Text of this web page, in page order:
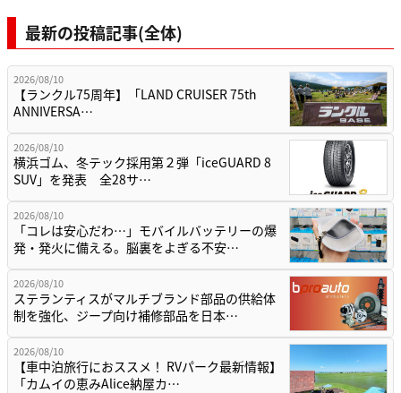
最新の投稿記事(全体)
2026/08/10
【ランクル75周年】「LAND CRUISER 75th
ANNIVERSA…
2026/08/10
横浜ゴム、冬テック採用第２弾「iceGUARD 8
SUV」を発表 全28サ…
2026/08/10
「コレは安心だわ…」モバイルバッテリーの爆
発・発火に備える。脳裏をよぎる不安…
2026/08/10
ステランティスがマルチブランド部品の供給体
制を強化、ジープ向け補修部品を日本…
2026/08/10
【車中泊旅行におススメ！ RVパーク最新情報】
「カムイの恵みAlice納屋カ…